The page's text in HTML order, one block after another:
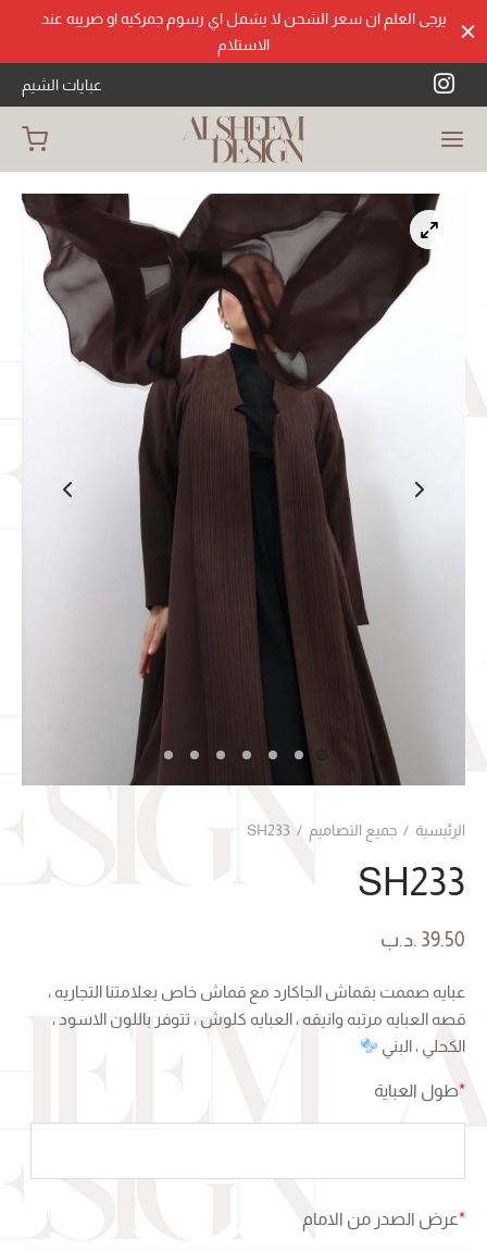
يرجى العلم ان سعر الشحن لا يشمل اي رسوم جمركيه او ضريبه عند
الاستلام
عبايات الشيم
الرئيسية / جميع التصاميم /
SH233
39.50 .د.ب
عبايه صممت بقماش الجاكارد مع قماش خاص بعلامتنا التجاريه ،
قصه العبايه مرتبه وانيقه ، العبايه كلوش ، تتوفر باللون الاسود ،
الكحلي ، البني
*طول العباية
*عرض الصدر من الامام